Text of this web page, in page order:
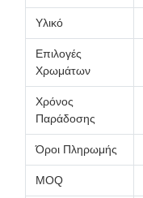
Υλικό
Επιλογές
Χρωμάτων
Χρόνος
Παράδοσης
Όροι Πληρωμής
MOQ